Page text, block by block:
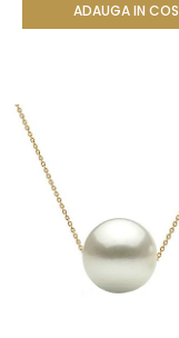
ADAUGA IN COS